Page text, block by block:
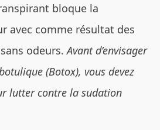
bloque la
avec comme résultat des
odeurs.Avant d’envisager
(Botox), vous devez
lutter contre la sudation